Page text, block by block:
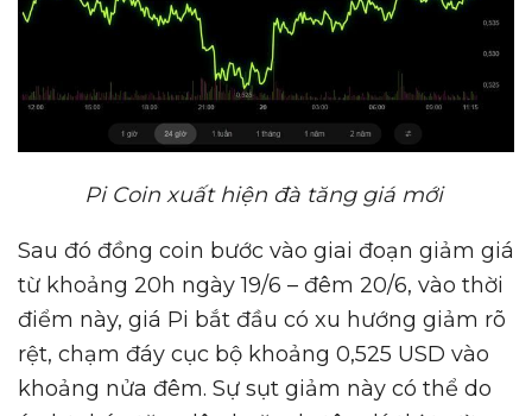
Pi Coin xuất hiện đà tăng giá mới
Sau đó đồng coin bước vào giai đoạn giảm giá
từ khoảng 20h ngày 19/6 – đêm 20/6, vào thời
điểm này, giá Pi bắt đầu có xu hướng giảm rõ
rệt, chạm đáy cục bộ khoảng 0,525 USD vào
khoảng nửa đêm. Sự sụt giảm này có thể do